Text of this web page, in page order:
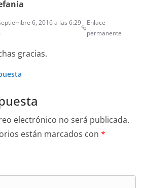
6, 2016 a las 6:29
Enlace
permanente
gracias.
electrónico no será publicada.
están marcados con *